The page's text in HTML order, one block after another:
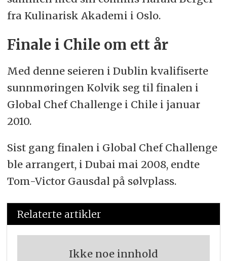
fra Kulinarisk Akademi i Oslo.
Finale i Chile om ett år
Med denne seieren i Dublin kvalifiserte
sunnmøringen Kolvik seg til finalen i
Global Chef Challenge i Chile i januar
2010.
Sist gang finalen i Global Chef Challenge
ble arrangert, i Dubai mai 2008, endte
Tom-Victor Gausdal på sølvplass.
Relaterte artikler
Ikke noe innhold